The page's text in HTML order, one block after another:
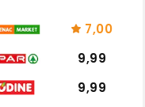
7,00
9,99
9,99